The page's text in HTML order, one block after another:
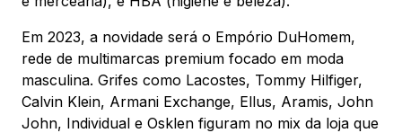
Em 2023, a novidade será o Empório DuHomem,
rede de multimarcas premium focado em moda
masculina. Grifes como Lacostes, Tommy Hilfiger,
Calvin Klein, Armani Exchange, Ellus, Aramis, John
John, Individual e Osklen figuram no mix da loja que